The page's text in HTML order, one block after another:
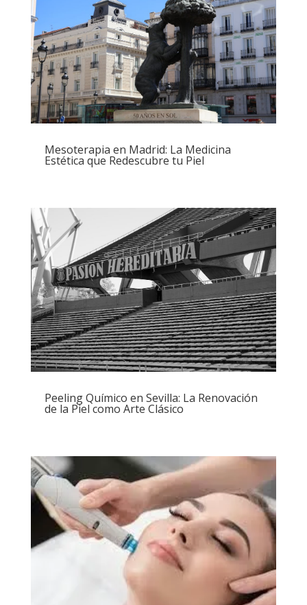
Mesoterapia en Madrid: La Medicina
Estética que Redescubre tu Piel
Peeling Químico en Sevilla: La Renovación
de la Piel como Arte Clásico